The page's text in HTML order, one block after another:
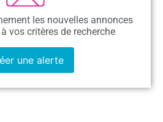
les nouvelles annonces
vos critères de recherche
une alerte